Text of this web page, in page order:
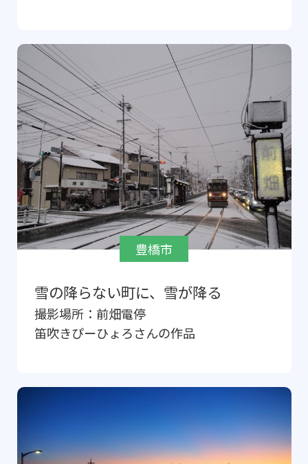
豊橋市
雪の降らない町に、雪が降る
撮影場所： 前畑電停
笛吹きぴーひょろさんの作品